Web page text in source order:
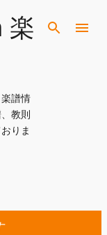
に移動
楽
譜情
教則
りま